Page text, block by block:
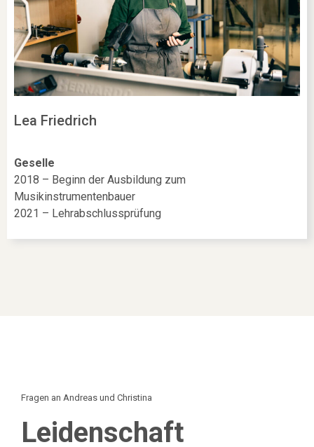
Lea Friedrich
Geselle
2018 – Beginn der Ausbildung zum
Musikinstrumentenbauer
2021 – Lehrabschlussprüfung
Fragen an Andreas und Christina
Leidenschaft